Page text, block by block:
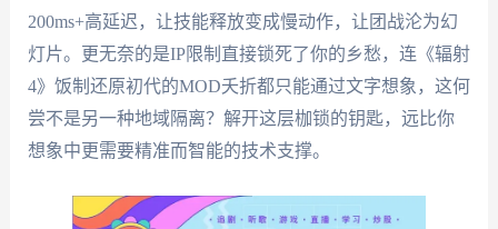
200ms+高延迟，让技能释放变成慢动作，让团战沦为幻
灯片。更无奈的是IP限制直接锁死了你的乡愁，连《辐射
4》饭制还原初代的MOD夭折都只能通过文字想象，这何
尝不是另一种地域隔离？解开这层枷锁的钥匙，远比你
想象中更需要精准而智能的技术支撑。